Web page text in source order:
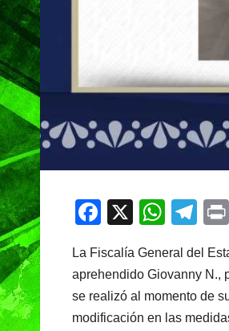
F
c
e
b
X
W
at
s
A
T
e
gr
a
La Fiscalía General del
aprehendido Giovanny N.,
se realizó al momento de
modificación en las